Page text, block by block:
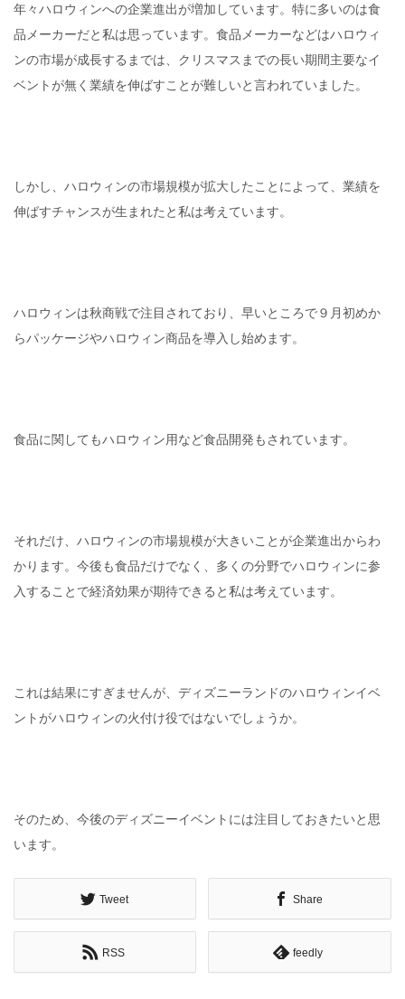
年々ハロウィンへの企業進出が増加しています。特に多いのは食
品メーカーだと私は思っています。食品メーカーなどはハロウィ
ンの市場が成長するまでは、クリスマスまでの長い期間主要なイ
ベントが無く業績を伸ばすことが難しいと言われていました。
しかし、ハロウィンの市場規模が拡大したことによって、業績を
伸ばすチャンスが生まれたと私は考えています。
ハロウィンは秋商戦で注目されており、早いところで９月初めか
らパッケージやハロウィン商品を導入し始めます。
食品に関してもハロウィン用など食品開発もされています。
それだけ、ハロウィンの市場規模が大きいことが企業進出からわ
かります。今後も食品だけでなく、多くの分野でハロウィンに参
入することで経済効果が期待できると私は考えています。
これは結果にすぎませんが、ディズニーランドのハロウィンイベ
ントがハロウィンの火付け役ではないでしょうか。
そのため、今後のディズニーイベントには注目しておきたいと思
います。
Tweet Share
RSS feedly